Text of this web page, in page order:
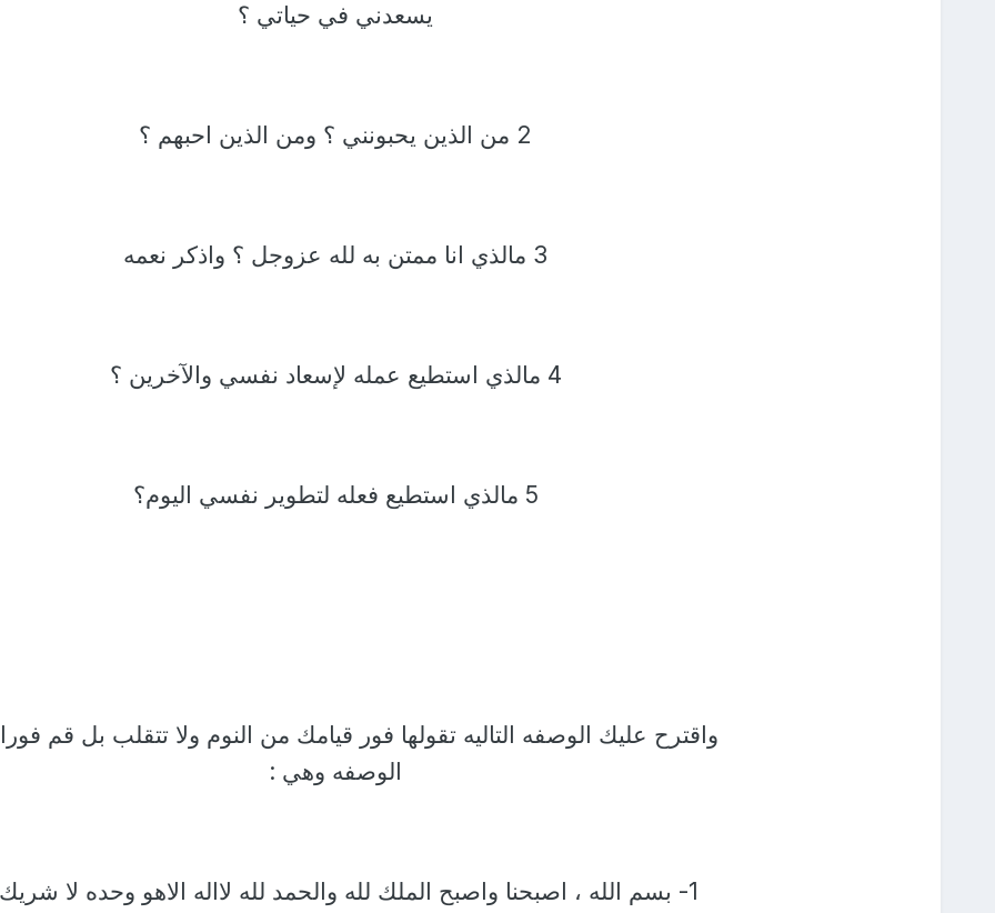
يسعدني في حياتي ؟
2 من الذين يحبونني ؟ ومن الذين احبهم ؟
3 مالذي انا ممتن به لله عزوجل ؟ واذكر نعمه
4 مالذي استطيع عمله لإسعاد نفسي والآخرين ؟
5 مالذي استطيع فعله لتطوير نفسي اليوم؟
واقترح عليك الوصفه التاليه تقولها فور قيامك من النوم ولا تتقلب بل قم
الوصفه وهي :
1- بسم الله ، اصبحنا واصبح الملك لله والحمد لله لااله الاهو وحده لا